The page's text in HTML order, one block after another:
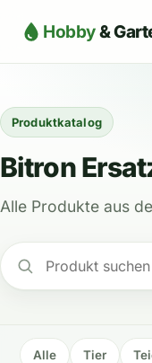
Hobby&
Produktkatalog
Bitron
Alle Produkte aus
Alle Tier